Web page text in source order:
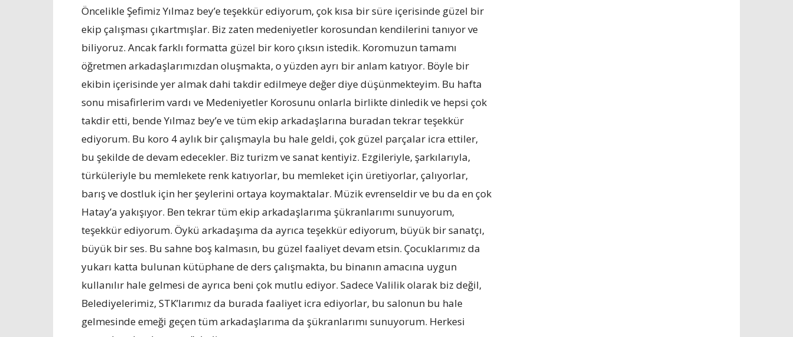
Öncelikle Şefimiz Yılmaz bey’e teşekkür ediyorum, çok kısa bir süre içerisinde güzel bir
ekip çalışması çıkartmışlar. Biz zaten medeniyetler korosundan kendilerini tanıyor ve
biliyoruz. Ancak farklı formatta güzel bir koro çıksın istedik. Koromuzun tamamı
öğretmen arkadaşlarımızdan oluşmakta, o yüzden ayrı bir anlam katıyor. Böyle bir
ekibin içerisinde yer almak dahi takdir edilmeye değer diye düşünmekteyim. Bu hafta
sonu misafirlerim vardı ve Medeniyetler Korosunu onlarla birlikte dinledik ve hepsi çok
takdir etti, bende Yılmaz bey’e ve tüm ekip arkadaşlarına buradan tekrar teşekkür
ediyorum. Bu koro 4 aylık bir çalışmayla bu hale geldi, çok güzel parçalar icra ettiler,
bu şekilde de devam edecekler. Biz turizm ve sanat kentiyiz. Ezgileriyle, şarkılarıyla,
türküleriyle bu memlekete renk katıyorlar, bu memleket için üretiyorlar, çalıyorlar,
barış ve dostluk için her şeylerini ortaya koymaktalar. Müzik evrenseldir ve bu da en çok
Hatay’a yakışıyor. Ben tekrar tüm ekip arkadaşlarıma şükranlarımı sunuyorum,
teşekkür ediyorum. Öykü arkadaşıma da ayrıca teşekkür ediyorum, büyük bir sanatçı,
büyük bir ses. Bu sahne boş kalmasın, bu güzel faaliyet devam etsin. Çocuklarımız da
yukarı katta bulunan kütüphane de ders çalışmakta, bu binanın amacına uygun
kullanılır hale gelmesi de ayrıca beni çok mutlu ediyor. Sadece Valilik olarak biz değil,
Belediyelerimiz, STK’larımız da burada faaliyet icra ediyorlar, bu salonun bu hale
gelmesinde emeği geçen tüm arkadaşlarıma da şükranlarımı sunuyorum. Herkesi